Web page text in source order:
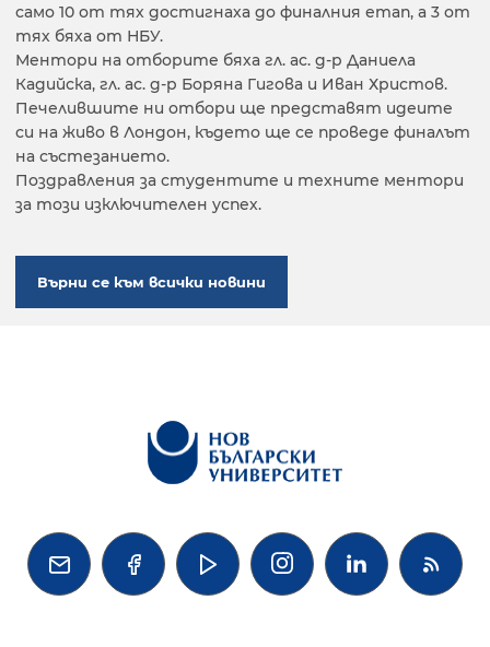
само 10 от тях достигнаха до финалния етап, а 3 от
тях бяха от НБУ.
Ментори на отборите бяха гл. ас. д-р Даниела
Кадийска, гл. ас. д-р Боряна Гигова и Иван Христов.
Печелившите ни отбори ще представят идеите
си на живо в Лондон, където ще се проведе финалът
на състезанието.
Поздравления за студентите и техните ментори
за този изключителен успех.
Върни се към всички новини
   